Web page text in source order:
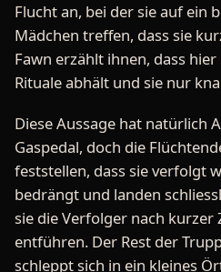
Flucht an, bei der sie auf ein
Mädchen treffen, dass sie
Fawn erzählt ihnen, dass
Rituale abhält und sie nur
Diese Aussage hat natürlich
Gaspedal, doch die
feststellen, dass sie verfolgt
bedrängt und landen
sie die Verfolger nach kurzer
entführen. Der Rest der
schleppt sich in ein kleines